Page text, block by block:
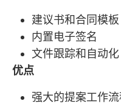
建议书和合同模板
内置电子签名
文件跟踪和自动化
优点
强大的提案工作流